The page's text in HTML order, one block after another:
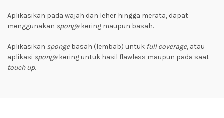
Aplikasikan pada wajah dan leher hingga merata, dapat
menggunakan spongekering maupun basah.
Aplikasikan spongebasah (lembab) untuk full coverage, atau
aplikasi spongekering untuk hasil flawless maupun pada saat
touch up.